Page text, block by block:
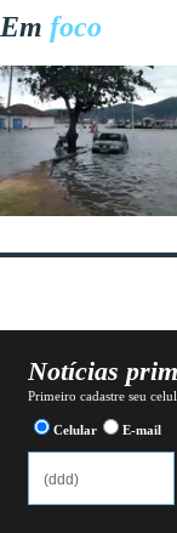
Em foco
Notícias
Primeiro cadastre seu
Celular E-mail